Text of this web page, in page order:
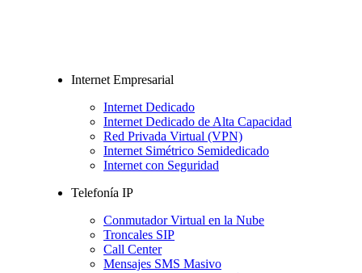
Internet Empresarial
Internet Dedicado
Internet Dedicado de Alta Capacidad
Red Privada Virtual (VPN)
Internet Simétrico Semidedicado
Internet con Seguridad
Telefonía IP
Conmutador Virtual en la Nube
Troncales SIP
Call Center
Mensajes SMS Masivo